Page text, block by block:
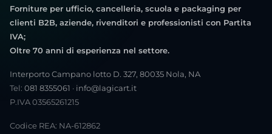
Forniture per ufficio, cancelleria, scuola e packaging per
clienti B2B, aziende, rivenditori e professionisti con Partita
IVA;
Oltre 70 anni di esperienza nel settore.
Interporto Campano lotto D. 327, 80035 Nola, NA
Tel: 081 8355061 · info@lagicart.it
P.IVA 03565261215
Codice REA: NA-612862